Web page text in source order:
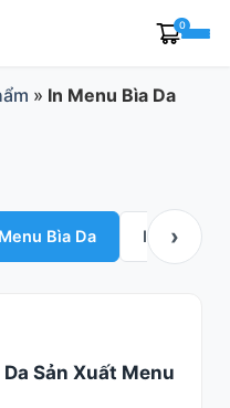
0
» In Menu Bìa Da
Bìa Da In phong bì
›
Sản Xuất Menu